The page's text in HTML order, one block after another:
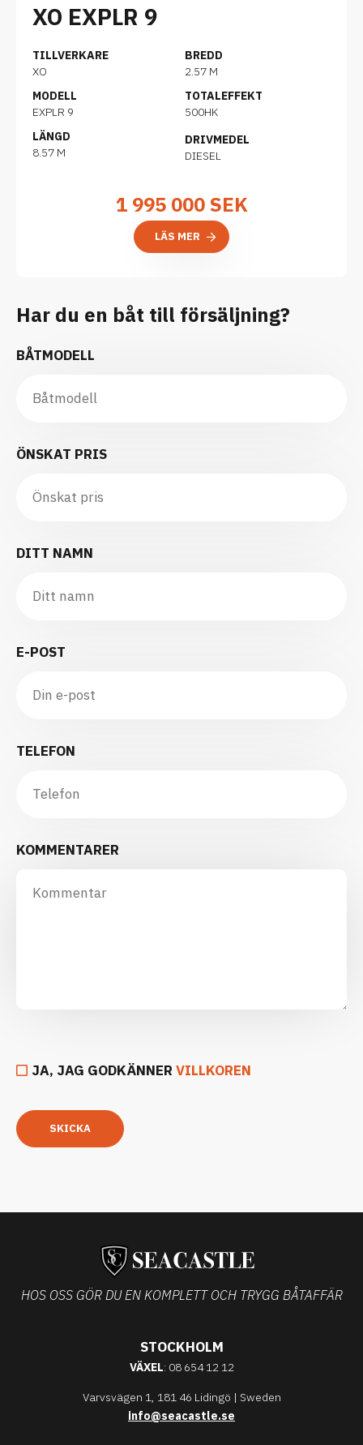
XO EXPLR 9
TILLVERKARE
XO
MODELL
EXPLR 9
LÄNGD
8.57 M
BREDD
2.57 M
TOTALEFFEKT
500HK
DRIVMEDEL
DIESEL
1 995 000SEK
LÄS MER
Har du en båt till försäljning?
BÅTMODELL
ÖNSKAT PRIS
DITT NAMN
E-POST
TELEFON
KOMMENTARER
JA, JAG GODKÄNNER VILLKOREN
SKICKA
HOS OSS GÖR DU EN KOMPLETT OCH TRYGG BÅTAFFÄR
STOCKHOLM
VÄXEL: 08 654 12 12
Varvsvägen 1, 181 46 Lidingö | Sweden
info@seacastle.se